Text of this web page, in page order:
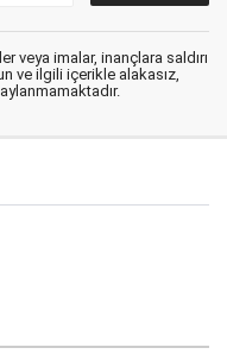
veya imalar, inançlara saldırı
ve ilgili içerikle alakasız,